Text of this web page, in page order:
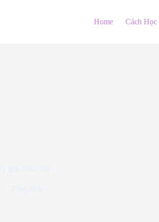
Home Cách Học